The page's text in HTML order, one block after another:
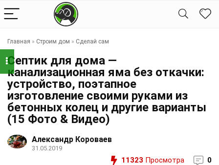
Главная » Строим дом » Сделай сам
Септик для дома —
канализационная яма без откачки:
устройство, поэтапное
изготовление своими руками из
бетонных колец и другие варианты
(15 Фото & Видео)
Александр Короваев
31.05.2019
11323 Просмотра 0